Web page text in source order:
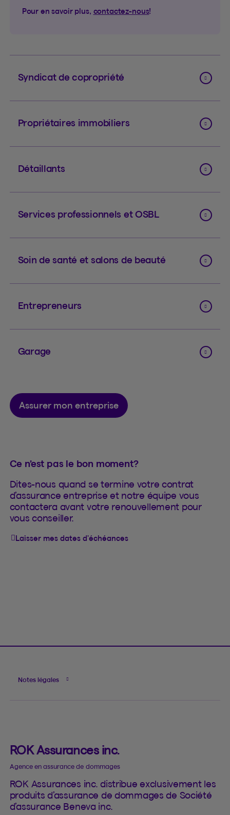
Pour en savoir plus, contactez-nous!
Syndicat de copropriété
Propriétaires immobiliers
Détaillants
Services professionnels et OSBL
Soin de santé et salons de beauté
Entrepreneurs
Garage
Assurer mon entreprise
Ce n’est pas le bon moment?
Dites-nous quand se termine votre contrat
d’assurance entreprise et notre équipe vous
contactera avant votre renouvellement pour
vous conseiller.
Laisser mes dates d'échéances
Notes légales
ROK Assurances inc.
Agence en assurance de dommages
ROK Assurances inc. distribue exclusivement les
produits d’assurance de dommages de Société
d’assurance Beneva inc.